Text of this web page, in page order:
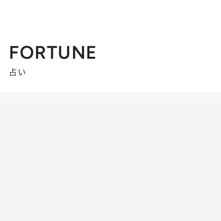
FORTUNE
占い